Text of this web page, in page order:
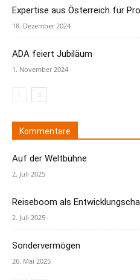
Expertise aus Österreich für
18. Dezember 2024
ADA feiert Jubiläum
1. November 2024
Kommentare
Auf der Weltbühne
2. Juli 2025
Reiseboom als
2. Juli 2025
Sondervermögen
26. Mai 2025